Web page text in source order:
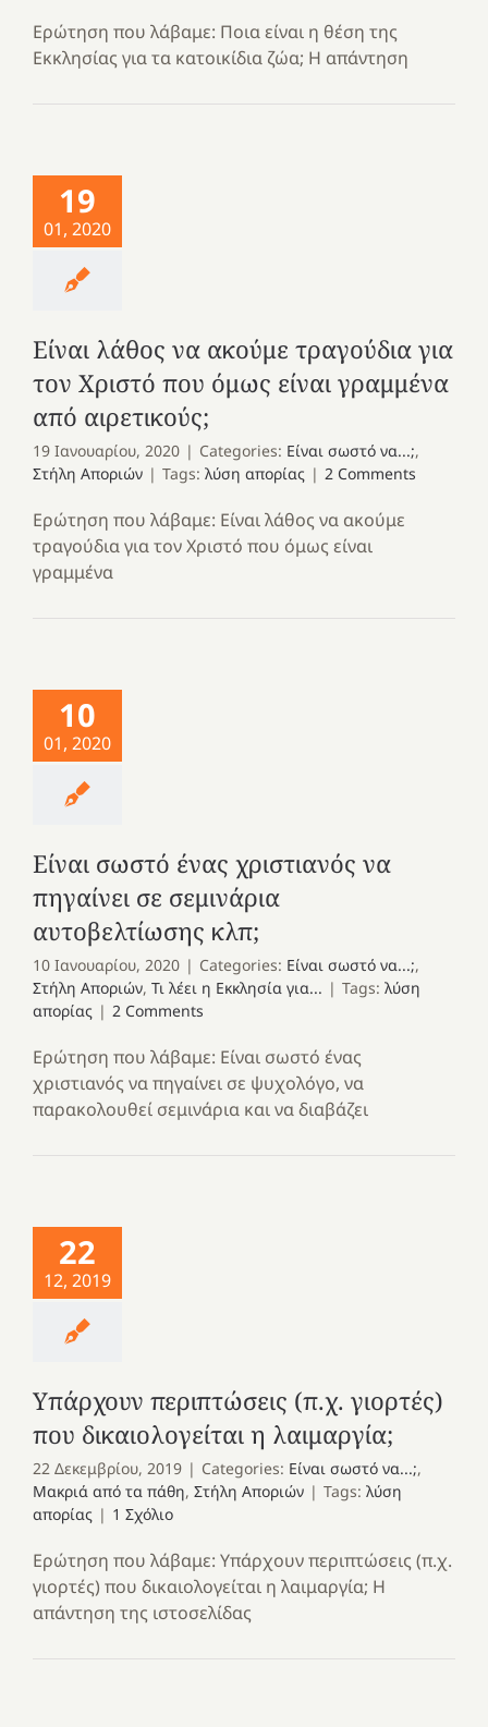
Ερώτηση που λάβαμε: Ποια είναι η θέση της
Εκκλησίας για τα κατοικίδια ζώα; Η απάντηση
19
01, 2020
Είναι λάθος να ακούμε τραγούδια για
τον Χριστό που όμως είναι γραμμένα
από αιρετικούς;
19 Ιανουαρίου, 2020 | Categories: Είναι σωστό να...;,
Στήλη Αποριών | Tags: λύση απορίας | 2 Comments
Ερώτηση που λάβαμε: Είναι λάθος να ακούμε
τραγούδια για τον Χριστό που όμως είναι
γραμμένα
10
01, 2020
Είναι σωστό ένας χριστιανός να
πηγαίνει σε σεμινάρια
αυτοβελτίωσης κλπ;
10 Ιανουαρίου, 2020 | Categories: Είναι σωστό να...;,
Στήλη Αποριών, Τι λέει η Εκκλησία για... | Tags: λύση
απορίας | 2 Comments
Ερώτηση που λάβαμε: Είναι σωστό ένας
χριστιανός να πηγαίνει σε ψυχολόγο, να
παρακολουθεί σεμινάρια και να διαβάζει
22
12, 2019
Υπάρχουν περιπτώσεις (π.χ. γιορτές)
που δικαιολογείται η λαιμαργία;
22 Δεκεμβρίου, 2019 | Categories: Είναι σωστό να...;,
Μακριά από τα πάθη, Στήλη Αποριών | Tags: λύση
απορίας | 1 Σχόλιο
Ερώτηση που λάβαμε: Υπάρχουν περιπτώσεις (π.χ.
γιορτές) που δικαιολογείται η λαιμαργία; Η
απάντηση της ιστοσελίδας